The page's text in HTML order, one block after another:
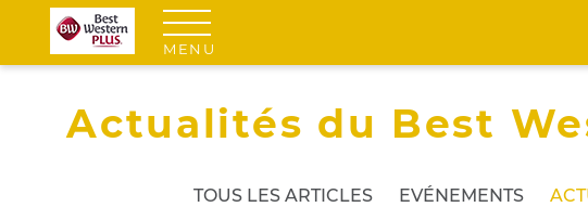
MENU
Actualités du Best
TOUS LES ARTICLES EVÉNEMENTS